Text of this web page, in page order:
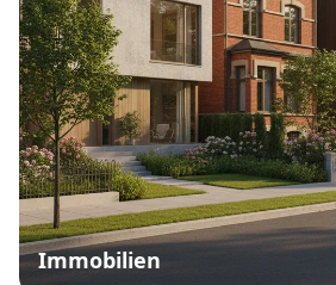
Immobilien